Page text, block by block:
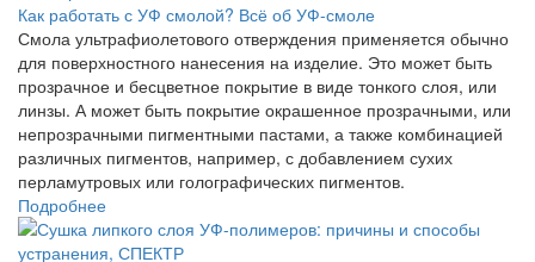
Как работать с УФ смолой? Всё об УФ-смоле
Смола ультрафиолетового отверждения применяется обычно
для поверхностного нанесения на изделие. Это может быть
прозрачное и бесцветное покрытие в виде тонкого слоя, или
линзы. А может быть покрытие окрашенное прозрачными, или
непрозрачными пигментными пастами, а также комбинацией
различных пигментов, например, с добавлением сухих
перламутровых или голографических пигментов.
Подробнее